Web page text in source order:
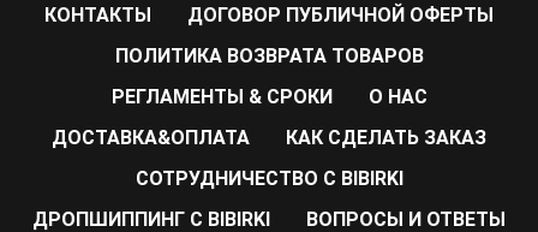
КОНТАКТЫ
ДОГОВОР ПУБЛИЧНОЙ ОФЕРТЫ
ПОЛИТИКА ВОЗВРАТА ТОВАРОВ
РЕГЛАМЕНТЫ & СРОКИ
О НАС
ДОСТАВКА&ОПЛАТА
КАК СДЕЛАТЬ ЗАКАЗ
CОТРУДНИЧЕСТВО С BIBIRKI
ДРОПШИППИНГ С BIBIRKI
ВОПРОСЫ И ОТВЕТЫ